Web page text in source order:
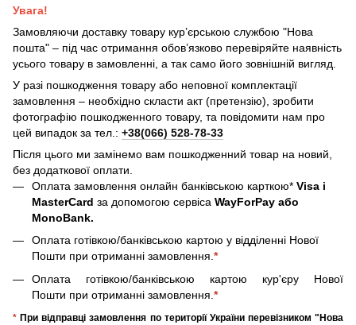
Увага!
Замовляючи доставку товару кур’єрською службою "Нова
пошта" – під час отримання обов’язково перевіряйте наявність
усього товару в замовленні, а так само його зовнішній вигляд.
У разі пошкодження товару або неповної комплектації
замовлення – необхідно скласти акт (претензію), зробити
фотографію пошкодженного товару, та повідомити нам про
цей випадок за тел.: +38(066) 528-78-33
Після цього ми замінемо вам пошкодженний товар на новий,
без додаткової оплати.
Оплата замовлення онлайн банківською карткою* Visa і
MasterCard за допомогою сервіса WayForPay або
MonoBank.
Оплата готівкою/банківською картою у відділенні Нової
Пошти при отриманні замовлення. *
Оплата готівкою/банківською картою кур'єру Нової
Пошти при отриманні замовлення. *
* При відправці замовлення по території України перевізником "Нова